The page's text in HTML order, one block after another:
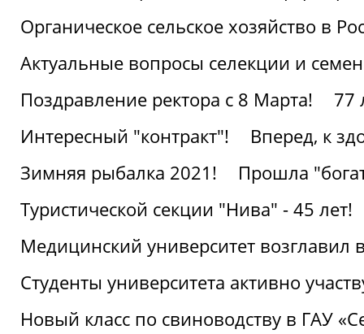
Органическое сельское хозяйство в
Актуальные вопросы селекции и
Поздравление ректора с 8 Марта!
77
Интересный "контракт"!
Вперед, к
Зимняя рыбалка 2021!
Прошла
Туристической секции "Нива" - 45 лет!
Медицинский университет возглавил
Студенты университета активно
Новый класс по свиноводству в ГАУ